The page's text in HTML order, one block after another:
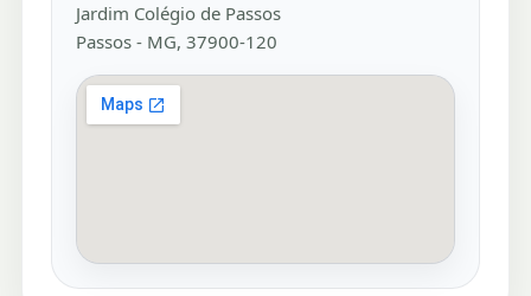
Jardim Colégio de Passos
Passos - MG, 37900-120